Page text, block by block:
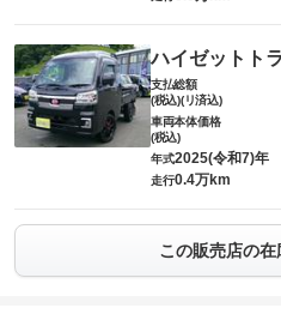
ハイゼットト
支払総額
(税込)(リ済込)
車両本体価格
(税込)
年式2025(令和7)年
走行0.4万km
この販売店の